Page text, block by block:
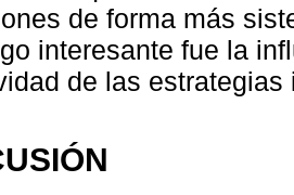
de forma más
interesante fue la
de las estrategias